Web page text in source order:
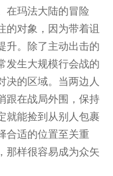
在玛法大陆的冒险
的对象，因为带着诅
升。除了主动出击的
发生大规模行会战的
决的区域。当两边人
跟在战局外围，保持
就能捡到从别人包裹
合适的位置至关重
那样很容易成为众矢